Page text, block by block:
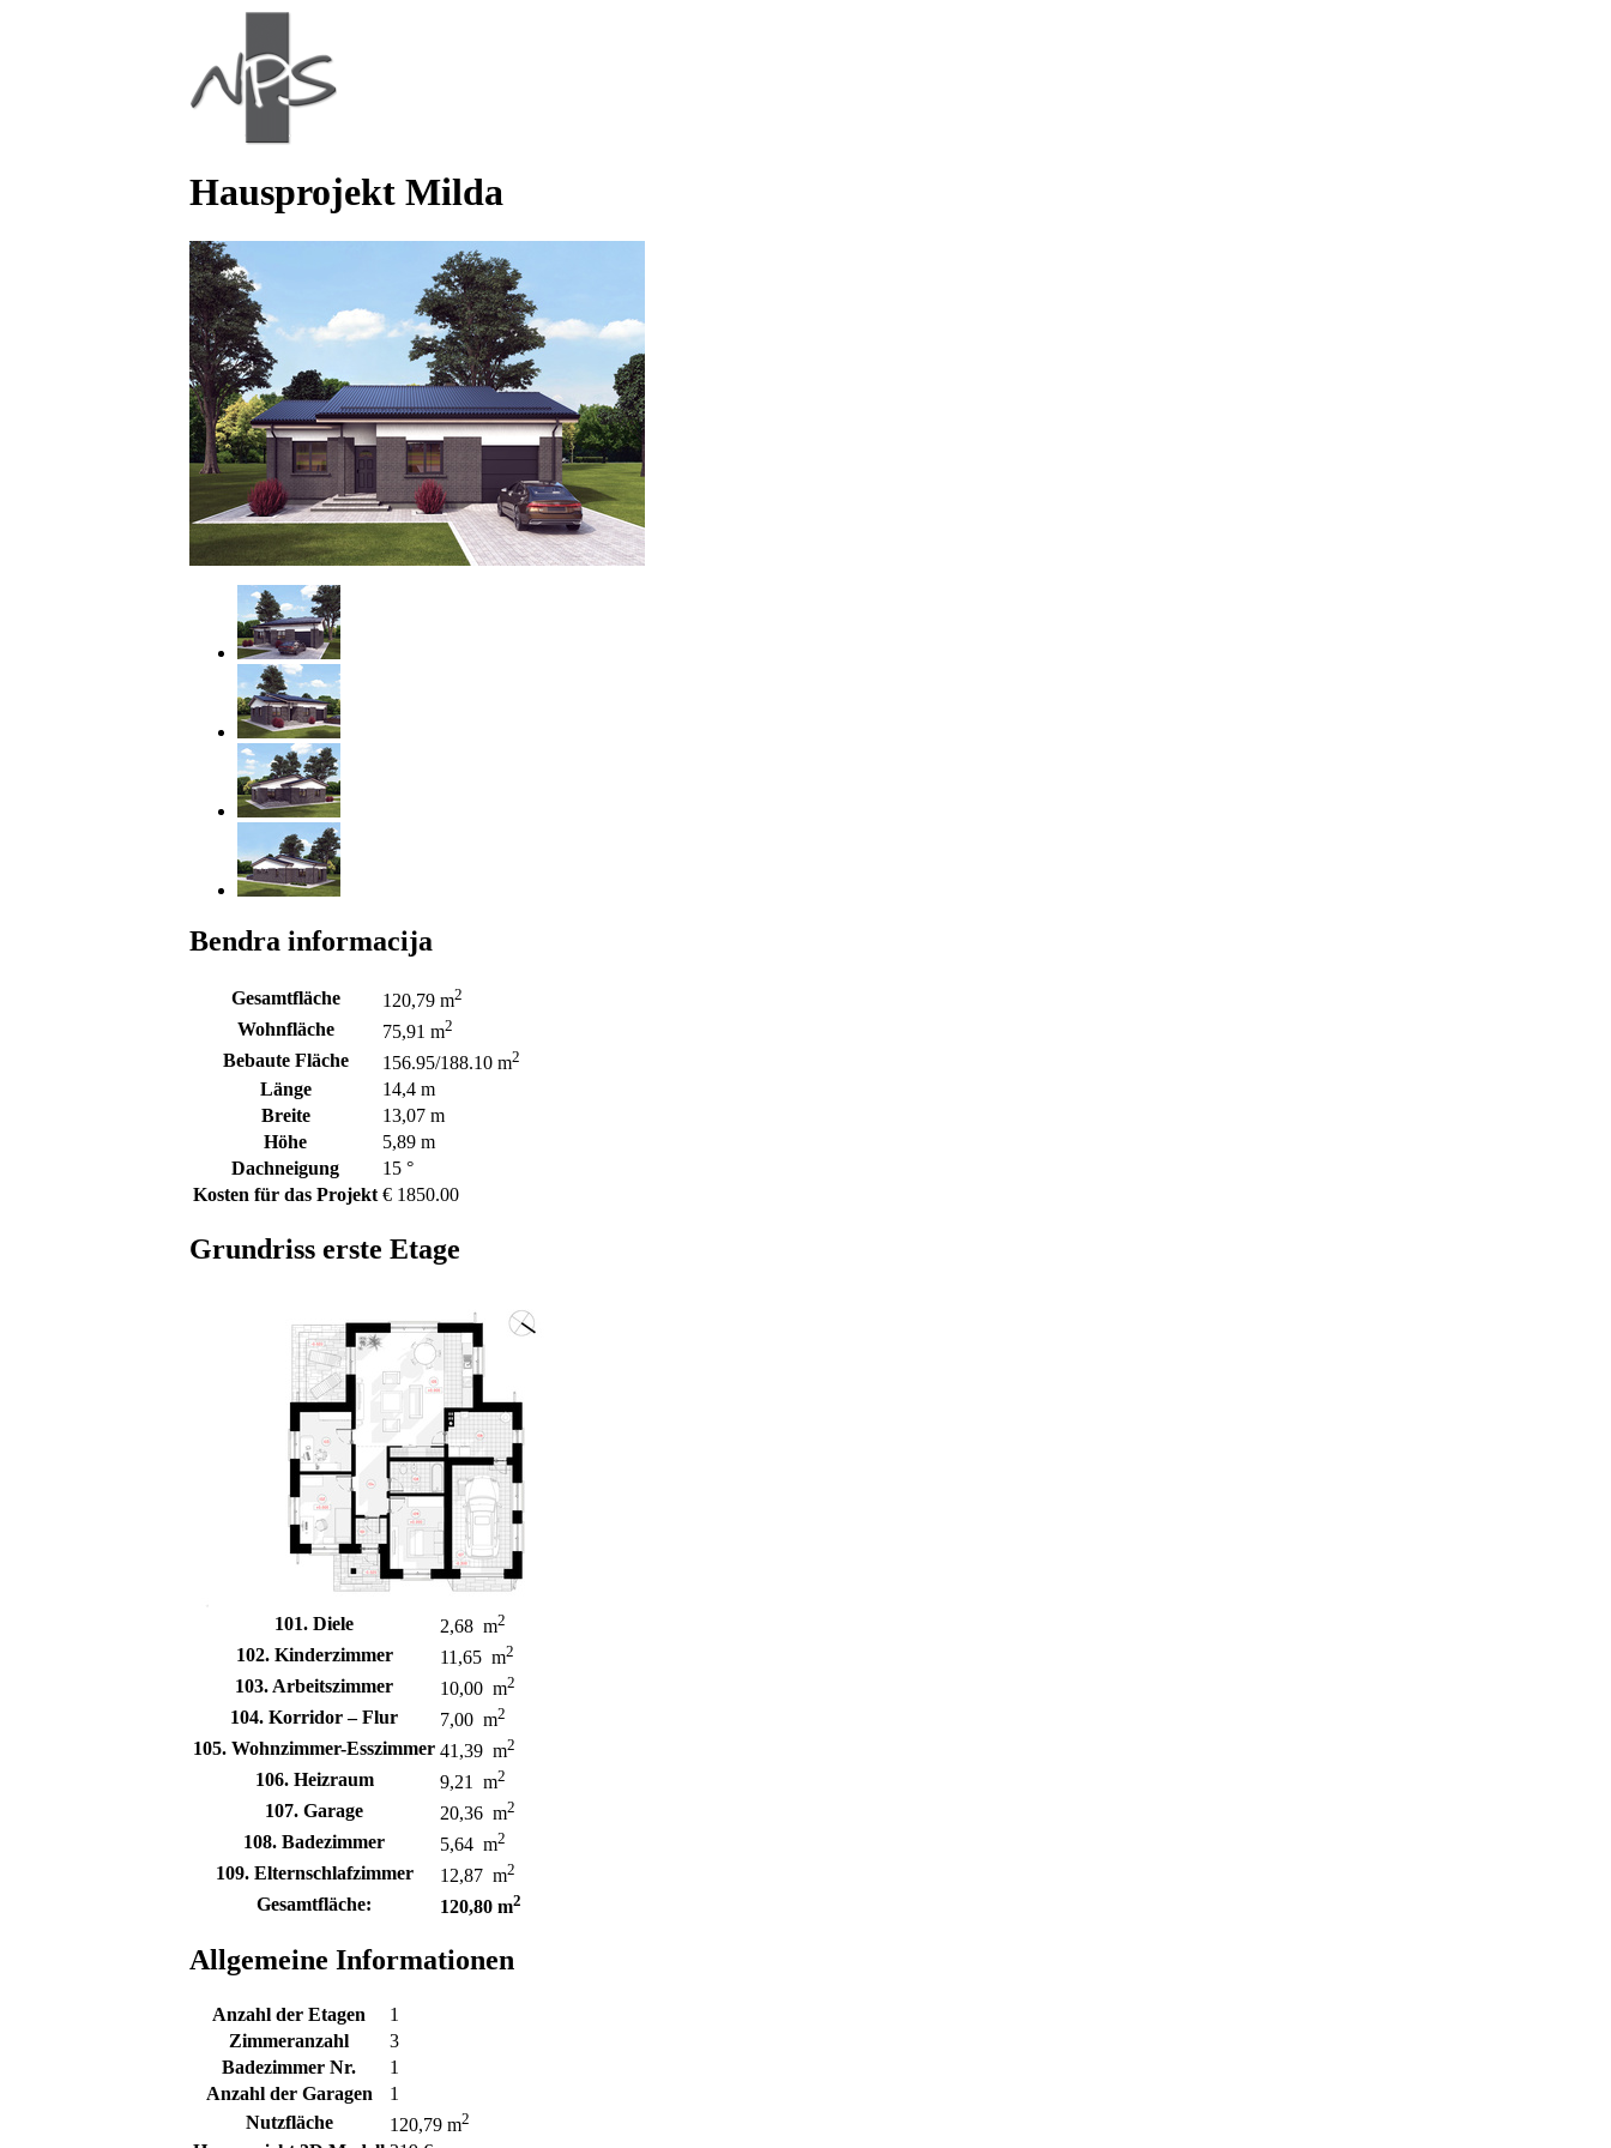
Hausprojekt Milda
Bendra informacija
Gesamtfläche 120,79 m2
Wohnfläche 75,91 m2
Bebaute Fläche 156.95/188.10 m2
Länge
14,4 m
Breite
13,07 m
Höhe
5,89 m
Dachneigung
15 °
Kosten für das Projekt € 1850.00
Grundriss erste Etage
101. Diele 2,68 m2
102. Kinderzimmer 11,65 m2
103. Arbeitszimmer 10,00 m2
104. Korridor – Flur 7,00 m2
105. Wohnzimmer-Esszimmer 41,39 m2
106. Heizraum 9,21 m2
107. Garage 20,36 m2
108. Badezimmer 5,64 m2
109. Elternschlafzimmer 12,87 m2
Gesamtfläche: 120,80 m2
Allgemeine Informationen
Anzahl der Etagen
1
Zimmeranzahl
3
Badezimmer Nr.
1
Anzahl der Garagen
1
Nutzfläche
120,79 m2